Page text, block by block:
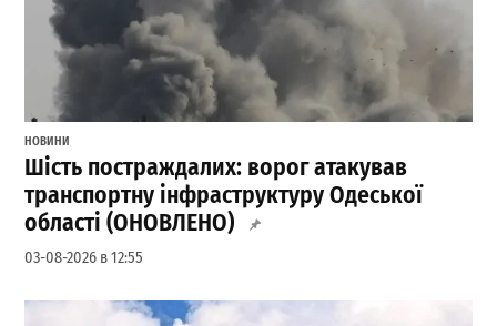
НОВИНИ
Шість постраждалих: ворог атакував
транспортну інфраструктуру Одеської
області (ОНОВЛЕНО)
03-08-2026 в 12:55